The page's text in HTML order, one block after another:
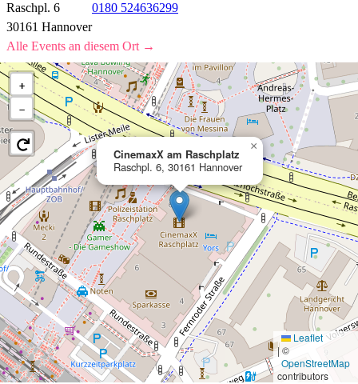
Raschpl. 6
30161 Hannover
0180 524636299
Alle Events an diesem Ort →
CinemaxX am Raschplatz
Raschpl. 6, 30161 Hannover
×
+
−
Leaflet
|©
OpenStreetMap
contributors